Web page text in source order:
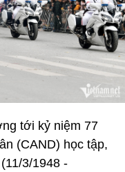
tới kỷ niệm 77
(CAND) học tập,
3/1948 -